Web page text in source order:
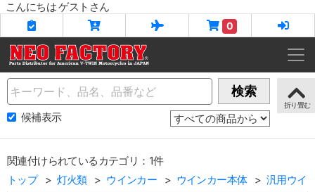
こんにちは ゲストさん
0
Name 検索
候補表示
関連付けられているカテゴリ：1件
トップ
灯火類 ウインカー ウインカー本体 汎用ウイ